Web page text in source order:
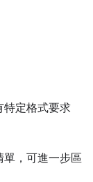
特定格式要求
單，可進一步區